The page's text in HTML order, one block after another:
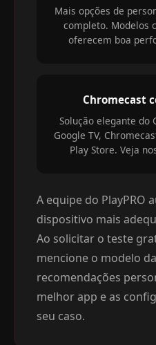
Mais opções de
completo. Modelos
oferecem boa
Chromecast
Solução elegante do
Google TV,
Play Store. Veja
A equipe do PlayPRO
dispositivo mais
Ao solicitar o teste
mencione o modelo
recomendações
melhor app e as
seu caso.